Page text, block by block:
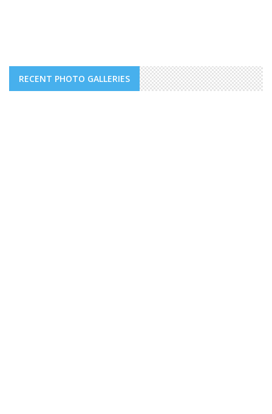
RECENT PHOTO GALLERIES